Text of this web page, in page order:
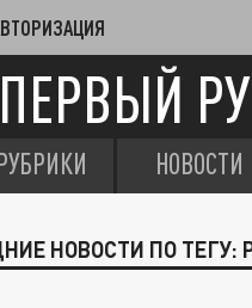
ПЕРВЫЙ
НОВОСТИ
НОВОСТИ ПО ТЕГУ: